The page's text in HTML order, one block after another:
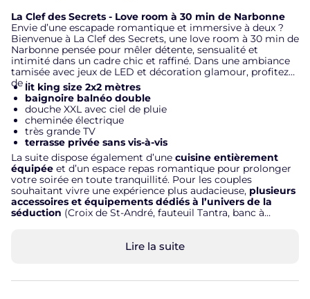
La Clef des Secrets - Love room à 30 min de Narbonne
Envie d’une escapade romantique et immersive à deux ?
Bienvenue à La Clef des Secrets, une love room à 30 min de
Narbonne pensée pour mêler détente, sensualité et
intimité dans un cadre chic et raffiné. Dans une ambiance
tamisée avec jeux de LED et décoration glamour, profitez
de :lit king size 2x2 mètres
baignoire balnéo double
douche XXL avec ciel de pluie
cheminée électrique
très grande TV
terrasse privée sans vis-à-vis
La suite dispose également d’une cuisine entièrement
équipée et d’un espace repas romantique pour prolonger
votre soirée en toute tranquillité. Pour les couples
souhaitant vivre une expérience plus audacieuse, plusieurs
accessoires et équipements dédiés à l’univers de la
séduction (Croix de St-André, fauteuil Tantra, banc à
et Leucate, à quelques minutes des plages
nuit différente à deux.
Lire la suite